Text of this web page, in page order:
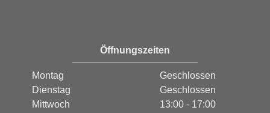
Öffnungszeiten
Montag
Geschlossen
Dienstag
Geschlossen
Mittwoch
13:00 - 17:00